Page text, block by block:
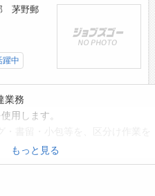
茅野郵
躍中
業務
用します。
区により異なります。)
もっと見る